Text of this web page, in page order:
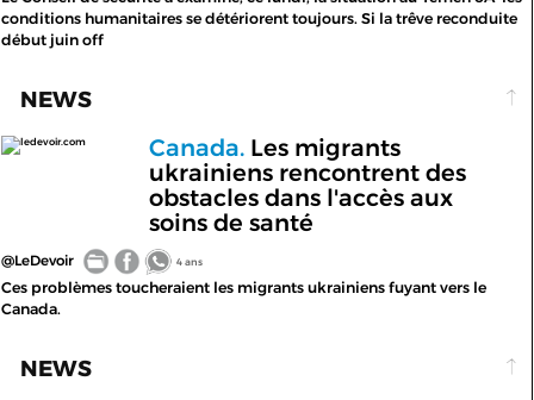
conditions humanitaires se détériorent toujours. Si la trêve reconduite
début juin off
NEWS
ledevoir.com Canada.Les migrants
ukrainiens rencontrent des
obstacles dans l'accès aux
soins de santé
@LeDevoir 4 ans
Ces problèmes toucheraient les migrants ukrainiens fuyant vers le
Canada.
NEWS